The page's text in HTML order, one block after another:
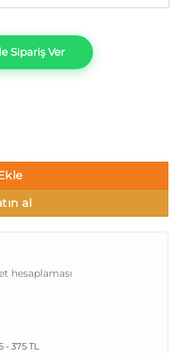
Sipariş Ver
DK.T21161-4 adet
al
hesaplaması
- 375 TL